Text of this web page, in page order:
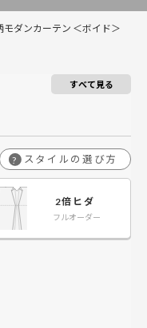
￥101,600
￥101,600
ダンカーテン ＜ボイド＞
すべて見る
? スタイルの選び方
2倍ヒダ
フルオーダー